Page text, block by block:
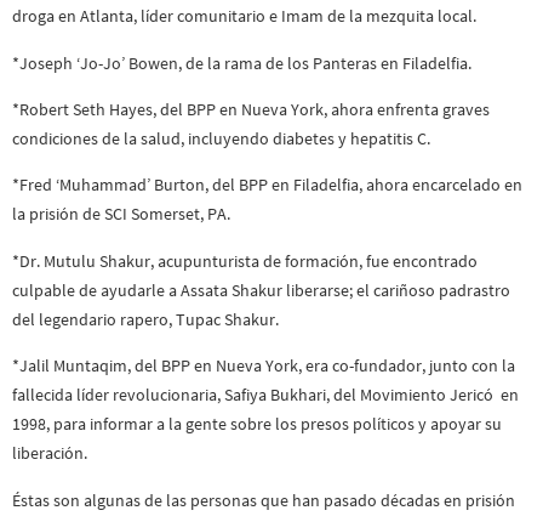
droga en Atlanta, líder comunitario e Imam de la mezquita local.
*Joseph ‘Jo-Jo’ Bowen, de la rama de los Panteras en Filadelfia.
*Robert Seth Hayes, del BPP en Nueva York, ahora enfrenta graves
condiciones de la salud, incluyendo diabetes y hepatitis C.
*Fred ‘Muhammad’ Burton, del BPP en Filadelfia, ahora encarcelado en
la prisión de SCI Somerset, PA.
*Dr. Mutulu Shakur, acupunturista de formación, fue encontrado
culpable de ayudarle a Assata Shakur liberarse; el cariñoso padrastro
del legendario rapero, Tupac Shakur.
*Jalil Muntaqim, del BPP en Nueva York, era co-fundador, junto con la
fallecida líder revolucionaria, Safiya Bukhari, del Movimiento Jericó en
1998, para informar a la gente sobre los presos políticos y apoyar su
liberación.
Éstas son algunas de las personas que han pasado décadas en prisión